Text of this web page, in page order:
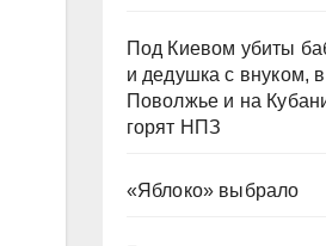
Под Киевом убиты
и дедушка с внуком, в
Поволжье и на
горят НПЗ
«Яблоко» выбрало